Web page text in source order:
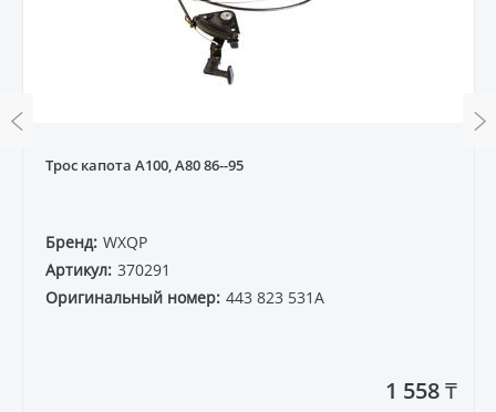
Трос капота A100, A80 86--95
Бренд: WXQP
Артикул: 370291
Оригинальный номер: 443 823 531A
1 558 ₸